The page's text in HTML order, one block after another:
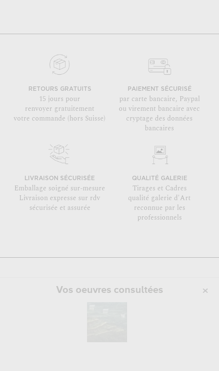
RETOURS GRATUITS
15 jours pour
renvoyer gratuitement
votre commande (hors Suisse)
PAIEMENT SÉCURISÉ
par carte bancaire, Paypal
ou virement bancaire avec
cryptage des données
bancaires
LIVRAISON SÉCURISÉE
Emballage soigné sur-mesure
Livraison expresse sur rdv
sécurisée et assurée
QUALITÉ GALERIE
Tirages et Cadres
qualité galerie d'Art
reconnue par les
professionnels
Vos oeuvres consultées